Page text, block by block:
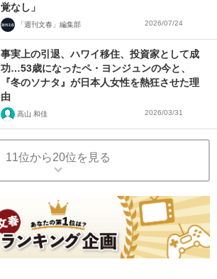
覚なし」
「週刊文春」編集部 2026/07/24
事実上の引退、ハワイ移住、投資家として成
功…53歳になったペ・ヨンジュンの今と、
『冬のソナタ』が日本人女性を熱狂させた理
由
高山 和佳 2026/03/31
11位から20位を見る